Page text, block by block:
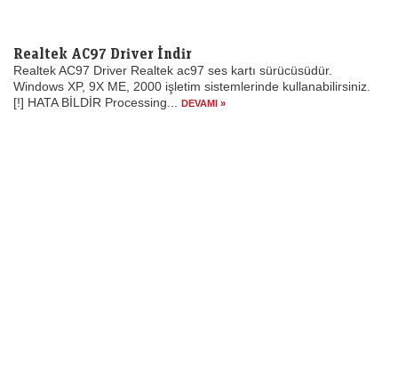
Realtek AC97 Driver İndir
Realtek AC97 Driver Realtek ac97 ses kartı sürücüsüdür.
Windows XP, 9X ME, 2000 işletim sistemlerinde kullanabilirsiniz.
[!] HATA BİLDİR Processing...
DEVAMI »